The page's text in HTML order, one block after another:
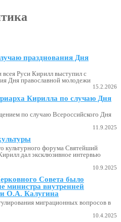
празднования Дня
Руси Кирилл выступил с
Дня православной молодежи
15.2.2026
Кирилла по случаю Дня
по случаю Всероссийского Дня
11.9.2025
культурного форума Святейший
дал эксклюзивное интервью
10.9.2025
Совета было
министра внутренней
О.А. Калугина
миграционных вопросов в
10.4.2025